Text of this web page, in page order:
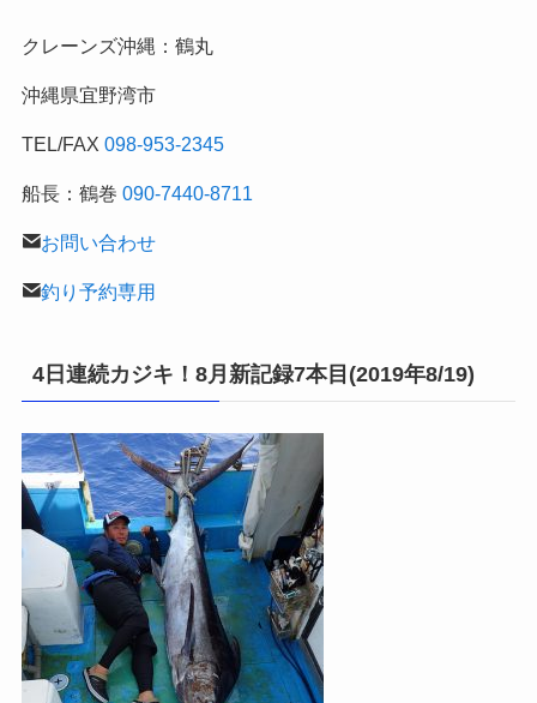
釣
記
クレーンズ沖縄：鶴丸
沖縄県宜野湾市
TEL/FAX 098-953-2345
船長：鶴巻 090-7440-8711
お問い合わせ
釣り予約専用
4日連続カジキ！8月新記録7本目(2019年8/19)